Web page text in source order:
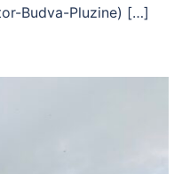
Budva-Pluzine) […]